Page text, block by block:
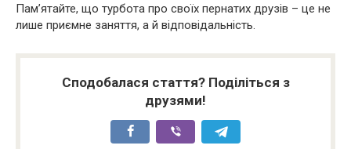
Пам’ятайте, що турбота про своїх пернатих друзів – це не
лише приємне заняття, а й відповідальність.
Сподобалася стаття? Поділіться з
друзями!